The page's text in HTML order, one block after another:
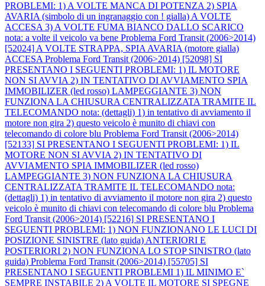
PROBLEMI: 1) A VOLTE MANCA DI POTENZA 2) SPIA
AVARIA (simbolo di un ingranaggio con ! gialla) A VOLTE
ACCESA 3) A VOLTE FUMA BIANCO DALLO SCARICO
nota: a volte il veicolo va bene Problema Ford Transit (2006>2014)
[52024] A VOLTE STRAPPA, SPIA AVARIA (motore gialla)
ACCESA Problema Ford Transit (2006>2014) [52098] SI
PRESENTANO I SEGUENTI PROBLEMI: 1) IL MOTORE
NON SI AVVIA 2) IN TENTATIVO DI AVVIAMENTO SPIA
IMMOBILIZER (led rosso) LAMPEGGIANTE 3) NON
FUNZIONA LA CHIUSURA CENTRALIZZATA TRAMITE IL
TELECOMANDO nota: (dettagli) 1) in tentativo di avviamento il
motore non gira 2) questo veicolo è munito di chiavi con
telecomando di colore blu Problema Ford Transit (2006>2014)
[52133] SI PRESENTANO I SEGUENTI PROBLEMI: 1) IL
MOTORE NON SI AVVIA 2) IN TENTATIVO DI
AVVIAMENTO SPIA IMMOBILIZER (led rosso)
LAMPEGGIANTE 3) NON FUNZIONA LA CHIUSURA
CENTRALIZZATA TRAMITE IL TELECOMANDO nota:
(dettagli) 1) in tentativo di avviamento il motore non gira 2) questo
veicolo è munito di chiavi con telecomando di colore blu Problema
Ford Transit (2006>2014) [52216] SI PRESENTANO I
SEGUENTI PROBLEMI: 1) NON FUNZIONANO LE LUCI DI
POSIZIONE SINISTRE (lato guida) ANTERIORI E
POSTERIORI 2) NON FUNZIONA LO STOP SINISTRO (lato
guida) Problema Ford Transit (2006>2014) [55705] SI
PRESENTANO I SEGUENTI PROBLEMI 1) IL MINIMO E`
SEMPRE INSTABILE 2) A VOLTE IL MOTORE SI SPEGNE